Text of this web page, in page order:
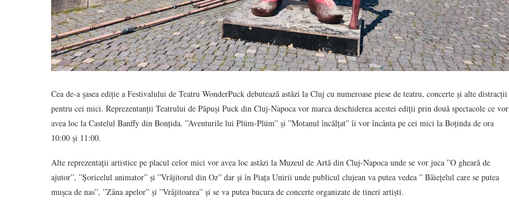
Cea de-a șasea ediție a Festivalului de Teatru WonderPuck debutează astăzi la Cluj cu numeroase piese de teatru, concerte și alte distracții
pentru cei mici. Reprezentanții Teatrului de Păpuși Puck din Cluj-Napoca vor marca deschiderea acestei ediții prin două spectacole ce vor
avea loc la Castelul Banffy din Bonțida. ”Aventurile lui Plüm-Plüm” și ”Motanul încălțat” îi vor încânta pe cei mici la Boținda de ora
10:00 și 11:00.
Alte reprezentații artistice pe placul celor mici vor avea loc astăzi la Muzeul de Artă din Cluj-Napoca unde se vor juca ”O gheară de
ajutor”, ”Șoricelul animator” și ”Vrăjitorul din Oz” dar și în Piața Unirii unde publicul clujean va putea vedea ” Băiețelul care se putea
mușca de nas”, ”Zâna apelor” și ”Vrăjitoarea” și se va putea bucura de concerte organizate de tineri artiști.